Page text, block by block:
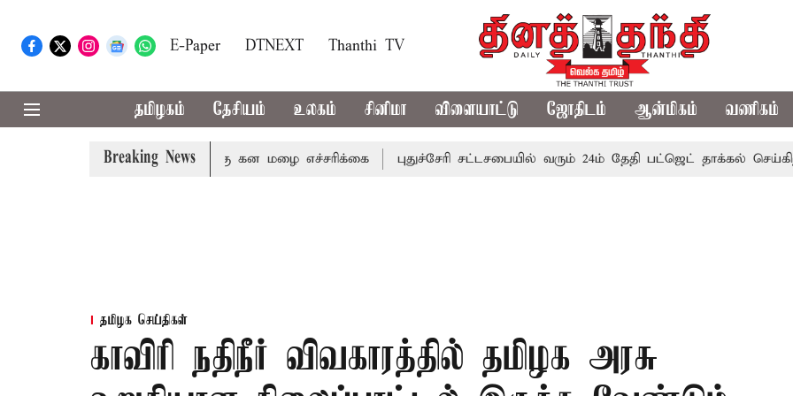
E-Paper DTNEXT Thanthi TV
தமிழகம் தேசியம் உலகம் சினிமா விளையாட்டு ஜோதிடம் ஆன்மிகம் வணிகம்
Breaking News
ஆகிய மாவட்டங்களுக்கு கன மழை எச்சரிக்கை புதுச்சேரி சட்டசபையில் வரும் 24ம் தேதி பட்ஜெட் தாக்கல் செய்கிறார்
தமிழக செய்திகள்
காவிரி நதிநீர் விவகாரத்தில் தமிழக அரசு